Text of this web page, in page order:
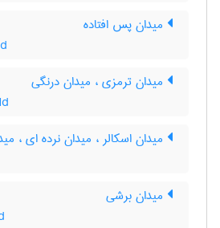
میدان پس افتاده
میدان ترمزی ، میدان درنگی
میدان اسکالر ، میدان نرده ای ،
میدان برشی